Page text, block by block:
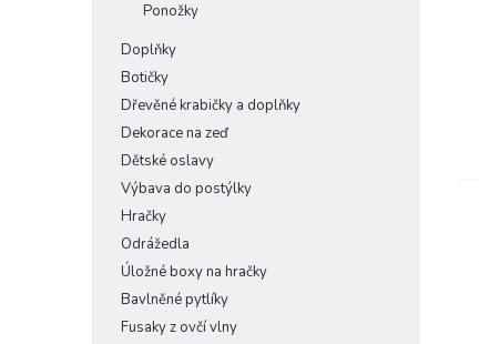
Ponožky
Doplňky
Botičky
Dřevěné krabičky a doplňky
Dekorace na zeď
Dětské oslavy
Výbava do postýlky
Hračky
Odrážedla
Úložné boxy na hračky
Bavlněné pytlíky
Fusaky z ovčí vlny